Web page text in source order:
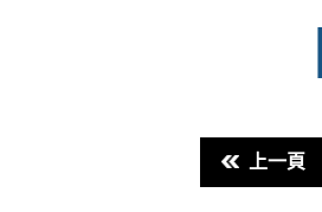
上一頁